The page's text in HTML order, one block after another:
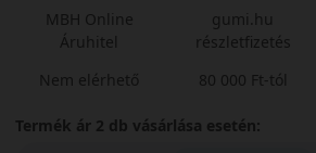
MBH Online
Áruhitel
Nem elérhető
gumi.hu
részletfizetés
80 000 Ft-tól
Termék ár 2 db vásárlása esetén: